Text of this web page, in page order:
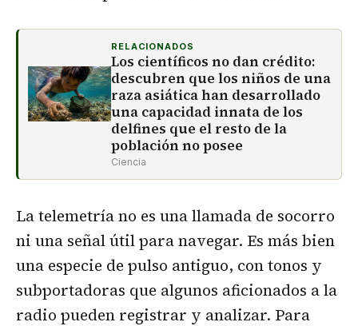
RELACIONADOS
Los científicos no dan crédito:
descubren que los niños de una
raza asiática han desarrollado
una capacidad innata de los
delfines que el resto de la
población no posee
Ciencia
La telemetría no es una llamada de socorro
ni una señal útil para navegar. Es más bien
una especie de pulso antiguo, con tonos y
subportadoras que algunos aficionados a la
radio pueden registrar y analizar. Para